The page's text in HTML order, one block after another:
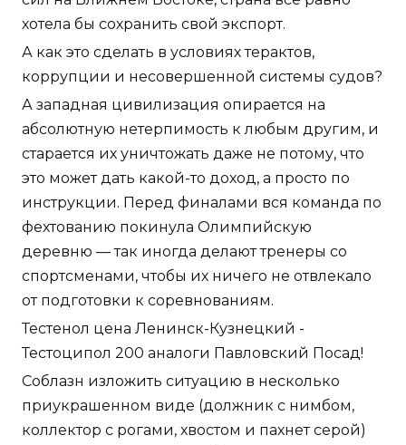
хотела бы сохранить свой экспорт.
А как это сделать в условиях терактов,
коррупции и несовершенной системы судов?
А западная цивилизация опирается на
абсолютную нетерпимость к любым другим, и
старается их уничтожать даже не потому, что
это может дать какой-то доход, а просто по
инструкции. Перед финалами вся команда по
фехтованию покинула Олимпийскую
деревню — так иногда делают тренеры со
спортсменами, чтобы их ничего не отвлекало
от подготовки к соревнованиям.
Тестенол цена Ленинск-Кузнецкий -
Тестоципол 200 аналоги Павловский Посад!
Соблазн изложить ситуацию в несколько
приукрашенном виде (должник с нимбом,
коллектор с рогами, хвостом и пахнет серой)